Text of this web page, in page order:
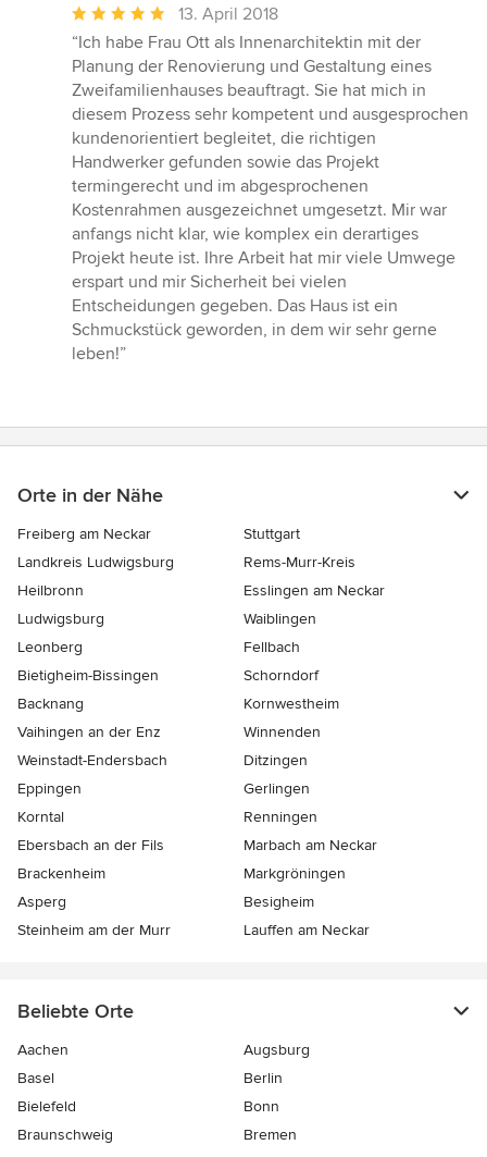
Durchschnittliche
Bewertung:
5
von
5
Sternen
13. April 2018
“Ich habe Frau Ott als Innenarchitektin mit der
Planung der Renovierung und Gestaltung eines
Zweifamilienhauses beauftragt. Sie hat mich in
diesem Prozess sehr kompetent und ausgesprochen
kundenorientiert begleitet, die richtigen
Handwerker gefunden sowie das Projekt
termingerecht und im abgesprochenen
Kostenrahmen ausgezeichnet umgesetzt. Mir war
anfangs nicht klar, wie komplex ein derartiges
Projekt heute ist. Ihre Arbeit hat mir viele Umwege
erspart und mir Sicherheit bei vielen
Entscheidungen gegeben. Das Haus ist ein
Schmuckstück geworden, in dem wir sehr gerne
leben!”
Orte in der Nähe
Freiberg am Neckar
Stuttgart
Landkreis Ludwigsburg
Rems-Murr-Kreis
Heilbronn
Esslingen am Neckar
Ludwigsburg
Waiblingen
Leonberg
Fellbach
Bietigheim-Bissingen
Schorndorf
Backnang
Kornwestheim
Vaihingen an der Enz
Winnenden
Weinstadt-Endersbach
Ditzingen
Eppingen
Gerlingen
Korntal
Renningen
Ebersbach an der Fils
Marbach am Neckar
Brackenheim
Markgröningen
Asperg
Besigheim
Steinheim am der Murr
Lauffen am Neckar
Beliebte Orte
Aachen
Augsburg
Basel
Berlin
Bielefeld
Bonn
Braunschweig
Bremen